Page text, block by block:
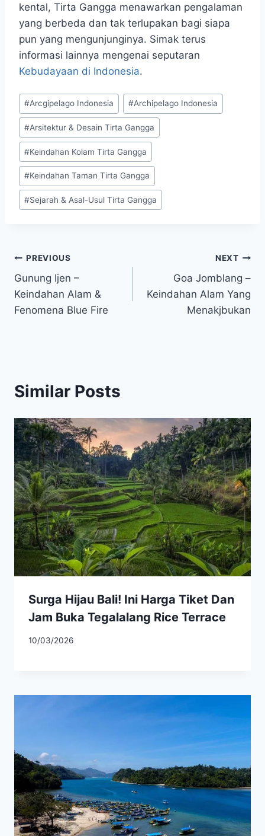
kental, Tirta Gangga menawarkan pengalaman
yang berbeda dan tak terlupakan bagi siapa
pun yang mengunjunginya. Simak terus
informasi lainnya mengenai seputaran
Kebudayaan di Indonesia.
Post
Tags:
#Arcgipelago Indonesia #Archipelago Indonesia
#Arsitektur & Desain Tirta Gangga
#Keindahan Kolam Tirta Gangga
#Keindahan Taman Tirta Gangga
#Sejarah & Asal-Usul Tirta Gangga
Navigasi
pos
PREVIOUS
Gunung Ijen –
Keindahan Alam &
Fenomena Blue Fire
NEXT
Goa Jomblang –
Keindahan Alam Yang
Menakjbukan
Similar Posts
Surga Hijau Bali! Ini Harga Tiket Dan
Jam Buka Tegalalang Rice Terrace
10/03/2026